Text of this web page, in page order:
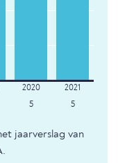
5 5
jaarverslag van